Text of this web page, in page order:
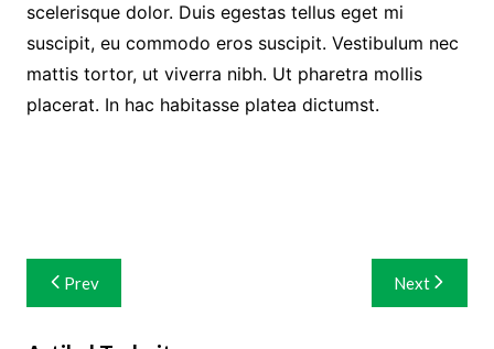
scelerisque dolor. Duis egestas tellus eget mi
suscipit, eu commodo eros suscipit. Vestibulum nec
mattis tortor, ut viverra nibh. Ut pharetra mollis
placerat. In hac habitasse platea dictumst.
Navigasi
pos
Prev Next